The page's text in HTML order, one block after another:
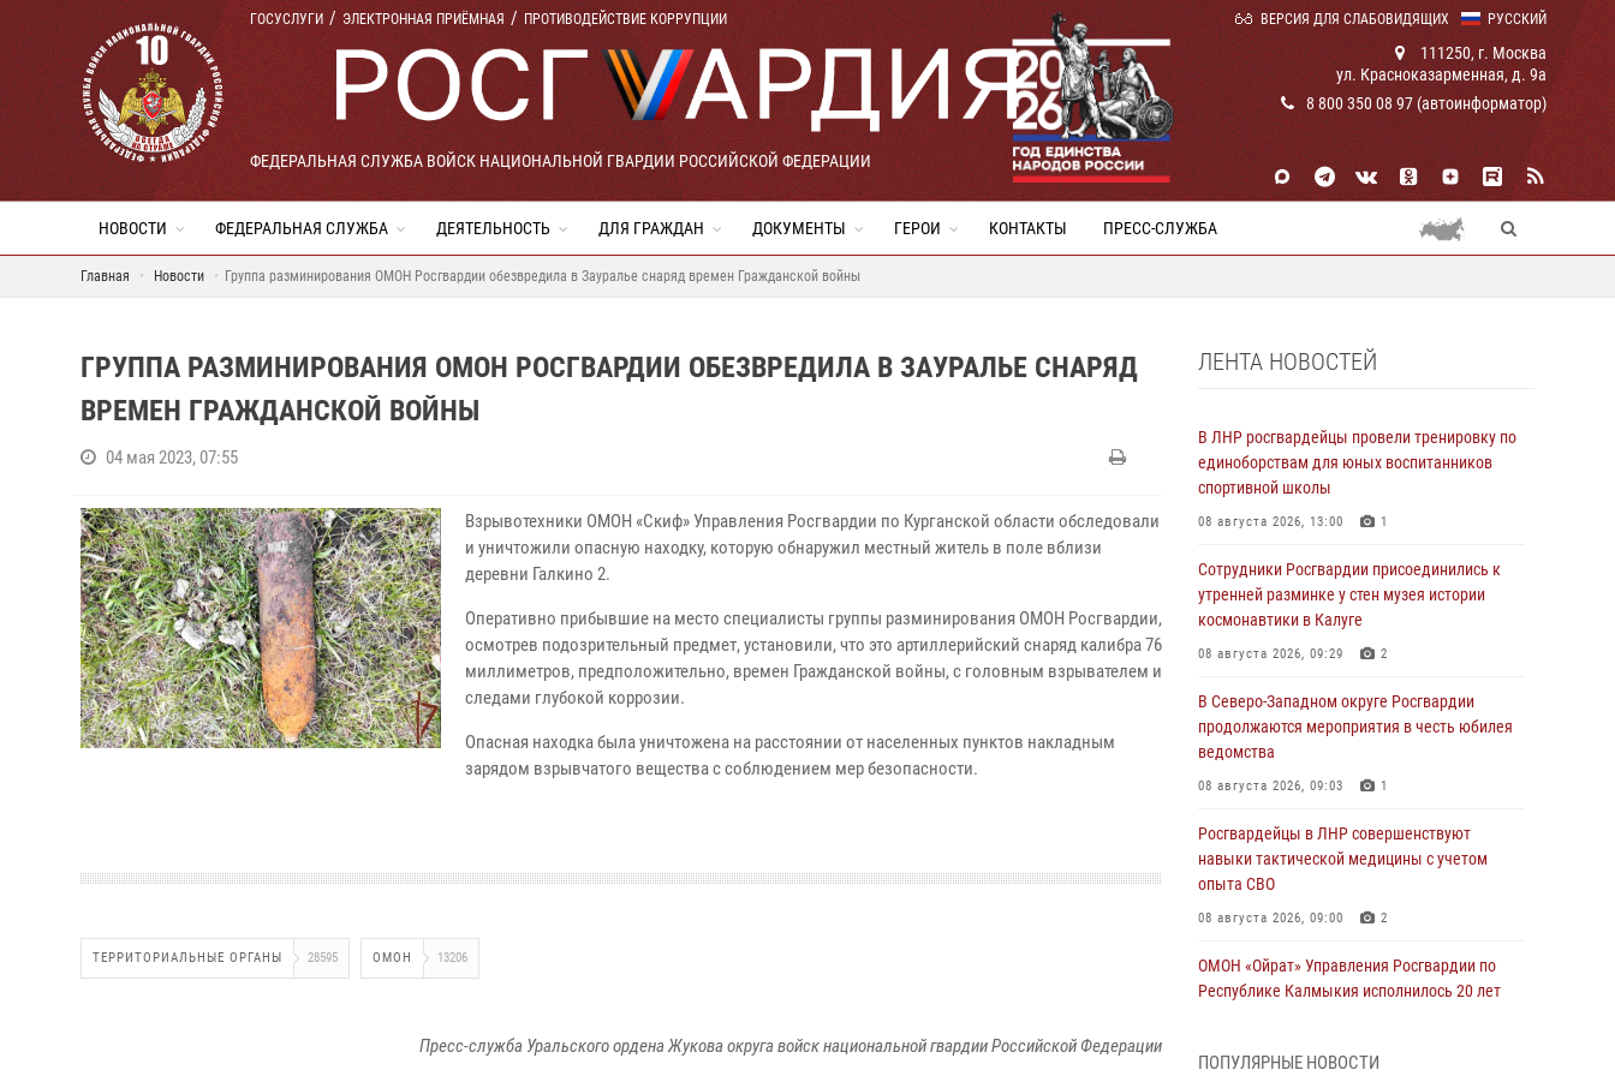
РУССКИЙ
ГОСУСЛУГИ ЭЛЕКТРОННАЯ ПРИЁМНАЯ ПРОТИВОДЕЙСТВИЕ КОРРУПЦИИ ВЕРСИЯ ДЛЯ СЛАБОВИДЯЩИХ
ФЕДЕРАЛЬНАЯ СЛУЖБА ВОЙСК НАЦИОНАЛЬНОЙ ГВАРДИИ РОССИЙСКОЙ ФЕДЕРАЦИИ
111250, г. Москва
ул. Красноказарменная, д. 9а
8 800 350 08 97 (автоинформатор)
НОВОСТИ ФЕДЕРАЛЬНАЯ СЛУЖБА ДЕЯТЕЛЬНОСТЬ ДЛЯ ГРАЖДАН ДОКУМЕНТЫ ГЕРОИ КОНТАКТЫ ПРЕСС-СЛУЖБА
Главная Новости Группа разминирования ОМОН Росгвардии обезвредила в Зауралье снаряд времен Гражданской войны
ГРУППА РАЗМИНИРОВАНИЯ ОМОН РОСГВАРДИИ ОБЕЗВРЕДИЛА В ЗАУРАЛЬЕ СНАРЯД
ВРЕМЕН ГРАЖДАНСКОЙ ВОЙНЫ
04 мая 2023, 07:55
Взрывотехники ОМОН «Скиф» Управления Росгвардии по Курганской области обследовали
и уничтожили опасную находку, которую обнаружил местный житель в поле вблизи
деревни Галкино 2.
Оперативно прибывшие на место специалисты группы разминирования ОМОН Росгвардии,
осмотрев подозрительный предмет, установили, что это артиллерийский снаряд калибра 76
миллиметров, предположительно, времен Гражданской войны, с головным взрывателем и
следами глубокой коррозии.
Опасная находка была уничтожена на расстоянии от населенных пунктов накладным
зарядом взрывчатого вещества с соблюдением мер безопасности.
ТЕРРИТОРИАЛЬНЫЕ ОРГАНЫ 28595 ОМОН 13206
Пресс-служба Уральского ордена Жукова округа войск национальной гвардии Российской Федерации
ЛЕНТА НОВОСТЕЙ
В ЛНР росгвардейцы провели тренировку по
единоборствам для юных воспитанников
спортивной школы
08 августа 2026, 13:00 1
Сотрудники Росгвардии присоединились к
утренней разминке у стен музея истории
космонавтики в Калуге
08 августа 2026, 09:29 2
В Северо-Западном округе Росгвардии
продолжаются мероприятия в честь юбилея
ведомства
08 августа 2026, 09:03 1
Росгвардейцы в ЛНР совершенствуют
навыки тактической медицины с учетом
опыта СВО
08 августа 2026, 09:00 2
ОМОН «Ойрат» Управления Росгвардии по
Республике Калмыкия исполнилось 20 лет
ПОПУЛЯРНЫЕ НОВОСТИ